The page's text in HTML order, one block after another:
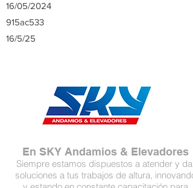
16/05/2024
915ac533
16/5/25
En SKY Andamios & Elevadores
Siempre estamos dispuestos a atender y dar
soluciones a tus trabajos de altura, innovando